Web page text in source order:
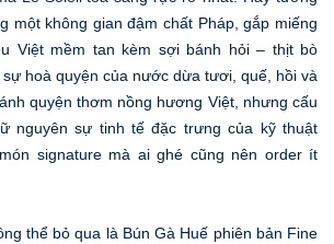
một không gian đậm chất Pháp, gắp miếng
Việt mềm tan kèm sợi bánh hỏi – thịt bò
hoà quyện của nước dừa tươi, quế, hồi và
quyện thơm nồng hương Việt, nhưng cấu
nguyên sự tinh tế đặc trưng của kỹ thuật
signature mà ai ghé cũng nên order ít
thể bỏ qua là Bún Gà Huế phiên bản Fine